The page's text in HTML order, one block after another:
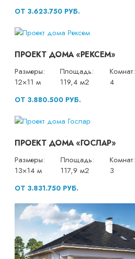
ОТ 3.623.750 РУБ.
ПРОЕКТ ДОМА «РЕКСЕМ»
Размеры:
12×11 м
Площадь:
119,4 м2
Комнат:
4
ОТ 3.880.500 РУБ.
ПРОЕКТ ДОМА «ГОСЛАР»
Размеры:
13×14 м
Площадь:
117,9 м2
Комнат:
3
ОТ 3.831.750 РУБ.